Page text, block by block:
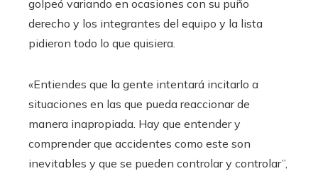
golpeó variando en ocasiones con su puño
derecho y los integrantes del equipo y la lista
pidieron todo lo que quisiera.
«Entiendes que la gente intentará incitarlo a
situaciones en las que pueda reaccionar de
manera inapropiada. Hay que entender y
comprender que accidentes como este son
inevitables y que se pueden controlar y controlar”,